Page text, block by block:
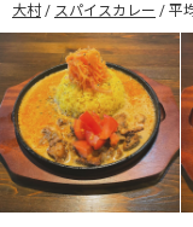
#本日のカレー見
キッズメニューあ
カード決済可
#本日のカレー見
大村 スパイスカレー 平